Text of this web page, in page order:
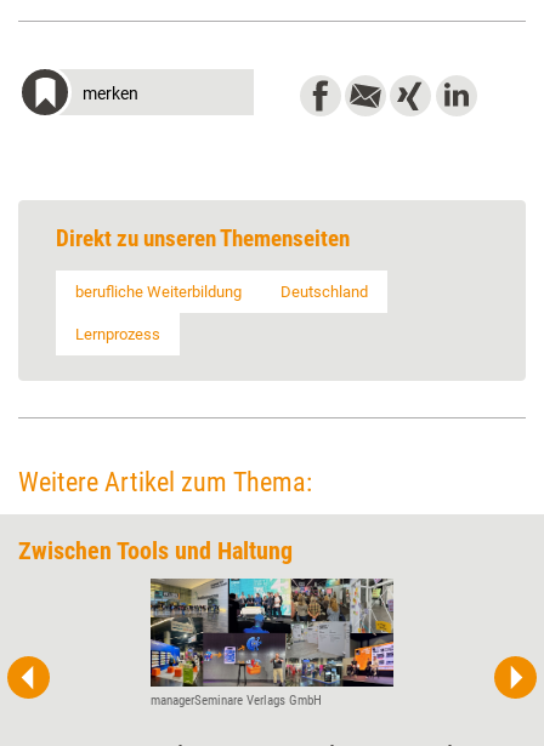
merken
Direkt zu unseren Themenseiten
berufliche Weiterbildung Deutschland
Lernprozess
Weitere Artikel zum Thema:
Zwischen Tools und Haltung
managerSeminare Verlags GmbH